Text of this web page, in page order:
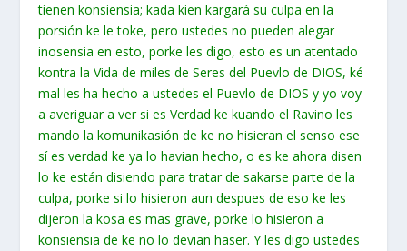
tienen konsiensia; kada kien kargará su culpa en la
porsión ke le toke, pero ustedes no pueden alegar
inosensia en esto, porke les digo, esto es un atentado
kontra la Vida de miles de Seres del Puevlo de DIOS, ké
mal les ha hecho a ustedes el Puevlo de DIOS y yo voy
a averiguar a ver si es Verdad ke kuando el Ravino les
mando la komunikasión de ke no hisieran el senso ese
sí es verdad ke ya lo havian hecho, o es ke ahora disen
lo ke están disiendo para tratar de sakarse parte de la
culpa, porke si lo hisieron aun despues de eso ke les
dijeron la kosa es mas grave, porke lo hisieron a
konsiensia de ke no lo devian haser. Y les digo ustedes